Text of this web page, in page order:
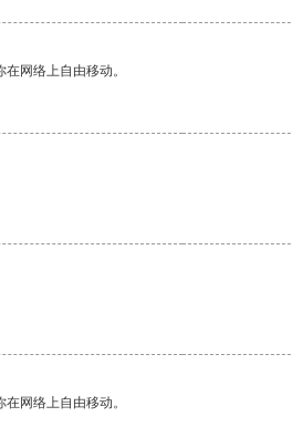
网络上自由移动。
网络上自由移动。